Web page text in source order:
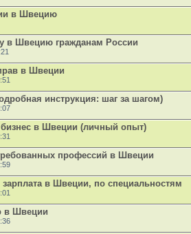
в Швецию
в Швецию гражданам России
в Швеции
инструкция: шаг за шагом)
бизнес в Швеции (личный опыт)
профессий в Швеции
в Швеции, по специальностям
в Швеции